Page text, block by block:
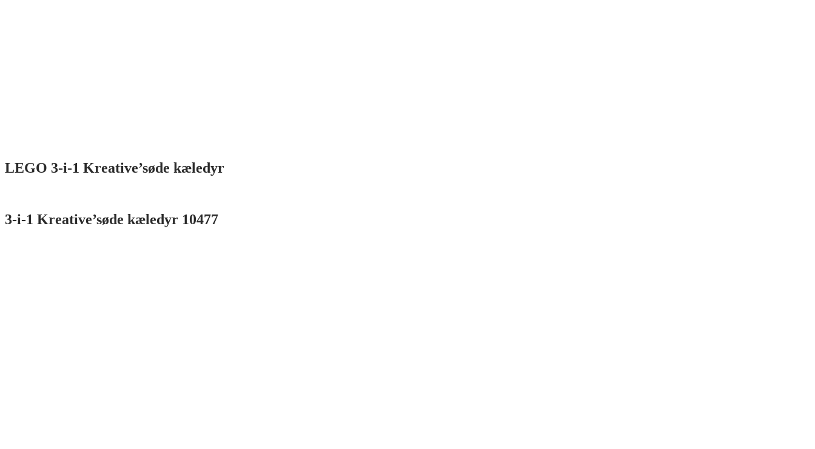
LEGO 3-i-1 Kreative’søde kæledyr
3-i-1 Kreative’søde kæledyr 10477